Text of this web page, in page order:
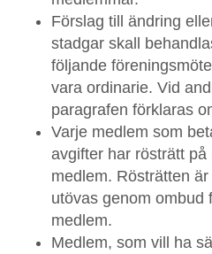
Förslag till ändring
stadgar skall
följande
vara ordinarie. Vid
paragrafen förklaras
Varje medlem som
avgifter har rösträtt
medlem. Rösträtten
utövas genom ombud
medlem.
Medlem, som vill ha